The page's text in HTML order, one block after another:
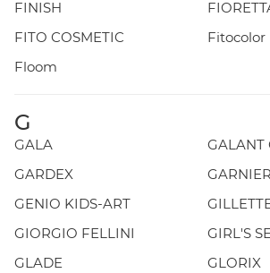
FINISH
FITO COSMETIC
Fitocolor
Floom
G
GALA
GALANT
GARDEX
GARNIER
GENIO KIDS-ART
GIORGIO FELLINI
GIRL'S
GLADE
GLORIX